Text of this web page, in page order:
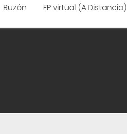
Buzón FP virtual (A Distancia)